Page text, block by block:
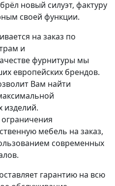
новый силуэт, фактуру
своей функции.
на заказ по
и
фурнитуры мы
европейских брендов.
Вам найти
изделий.
мебель на заказ,
современных
гарантию на всю